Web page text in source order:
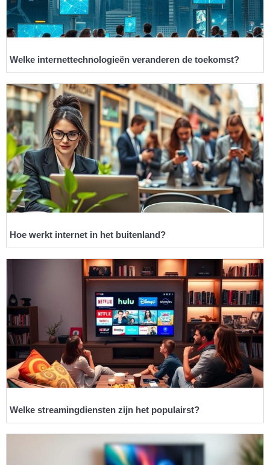
Welke internettechnologieën veranderen de toekomst?
Hoe werkt internet in het buitenland?
Welke streamingdiensten zijn het populairst?